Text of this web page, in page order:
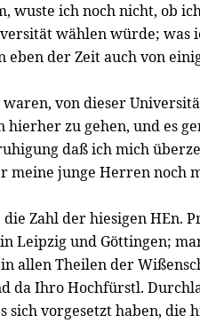
wuste ich noch nicht, ob
wählen würde; was
eben der Zeit auch von
waren, von dieser
hierher zu gehen, und es
daß ich mich
meine junge Herren noch
die Zahl der hiesigen HEn.
Leipzig und Göttingen;
allen Theilen der
da Ihro Hochfürstl.
sich vorgesetzt haben, die